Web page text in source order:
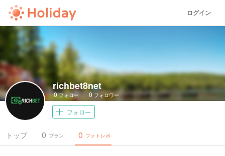
ログイン
richbet8net
0フォロー 0 フォロワー
フォロー
トップ プラン
0 フォトレポ
0